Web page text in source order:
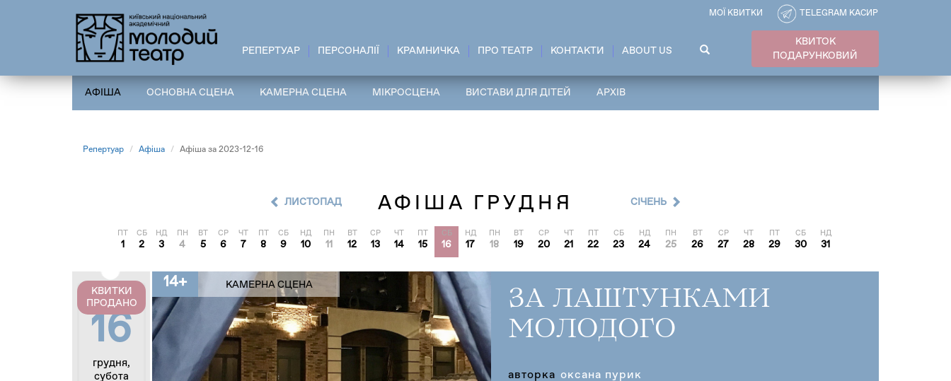
РЕПЕРТУАР ПЕРСОНАЛІЇ КРАМНИЧКА ПРО ТЕАТР КОНТАКТИ ABOUT US
ПОШУКОВА
ФОРМА
КВИТОК
ПОДАРУНКОВИЙ
МОЇ КВИТКИ TELEGRAM КАСИР
АФІША ОСНОВНА СЦЕНА КАМЕРНА СЦЕНА МІКРОСЦЕНА ВИСТАВИ ДЛЯ ДІТЕЙ АРХІВ
Репертуар Афіша Афіша за 2023-12-16
АФІША ГРУДНЯ
ЛИСТОПАД
ПТ
1
СБ
2
НД
3
ПН
4
ВТ
5
СР
6
ЧТ
7
ПТ
8
СБ
9
НД
10
ПН
11
ВТ
12
СР
13
ЧТ
14
ПТ
15
СБ
16
НД
17
ПН
18
ВТ
19
СР
20
ЧТ
21
ПТ
22
СБ
23
НД
24
ПН
25
ВТ
26
СР
27
ЧТ
28
ПТ
29
СБ
30
НД
31
CІЧЕНЬ
16
грудня,
субота
КВИТКИ
ПРОДАНО
14+ КАМЕРНА СЦЕНА
ЗА ЛАШТУНКАМИ
МОЛОДОГО
авторка оксана пурик